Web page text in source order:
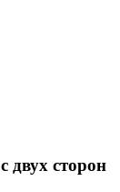
двух сторон